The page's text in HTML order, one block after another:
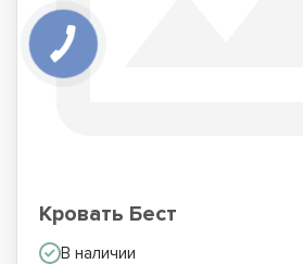
Кровать Бест
В наличии